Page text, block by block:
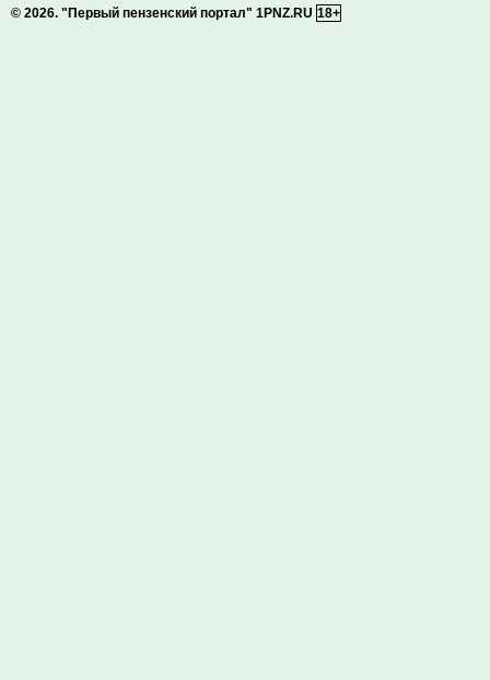
© 2026. "Первый пензенский портал" 1PNZ.RU 18+